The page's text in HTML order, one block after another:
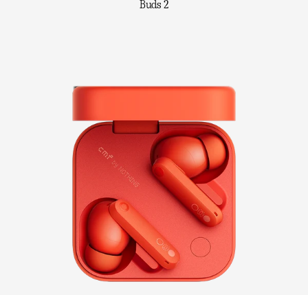
Buds 2